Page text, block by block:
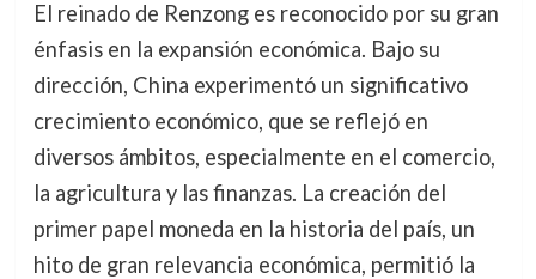
El reinado de Renzong es reconocido por su gran
énfasis en la expansión económica. Bajo su
dirección, China experimentó un significativo
crecimiento económico, que se reflejó en
diversos ámbitos, especialmente en el comercio,
la agricultura y las finanzas. La creación del
primer papel moneda en la historia del país, un
hito de gran relevancia económica, permitió la